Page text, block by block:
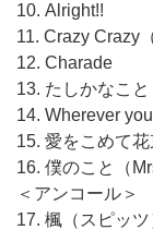
10. Alright!!
11. Crazy Crazy
12. Charade
13. たしかなこと
14. Wherever
15. 愛をこめて花
16. 僕のこと（
＜アンコール＞
17. 楓（スピッツ